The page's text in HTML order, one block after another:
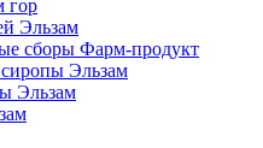
гор
Эльзам
сборы Фарм-продукт
Эльзам
Эльзам